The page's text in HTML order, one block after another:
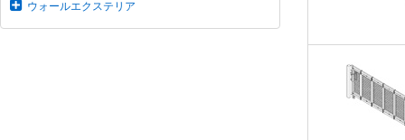
ウォールエクステリア